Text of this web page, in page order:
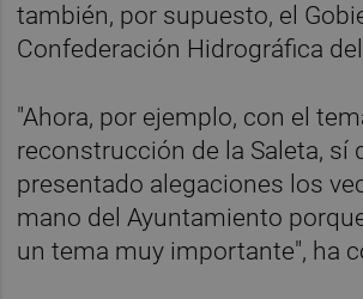
también, por supuesto, el
Confederación Hidrográfica
"Ahora, por ejemplo, con el
reconstrucción de la Saleta, sí
presentado alegaciones los
mano del Ayuntamiento
un tema muy importante", ha